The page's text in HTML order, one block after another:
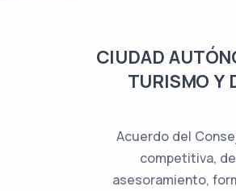
CIUDAD
TURISMO Y
Acuerdo del
competitiva,
asesoramiento,